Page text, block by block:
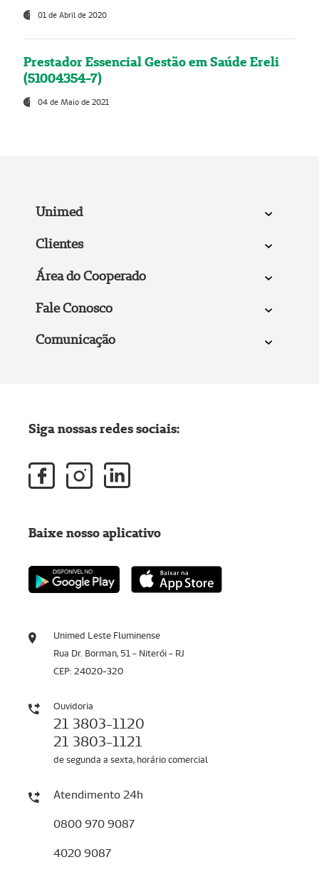
01 de Abril de 2020
Prestador Essencial Gestão em Saúde Ereli
(51004354-7)
04 de Maio de 2021
Unimed
Clientes
Área do Cooperado
Fale Conosco
Comunicação
Unimed Leste Fluminense
Rua Dr. Borman, 51 - Niterói - RJ
CEP: 24020-320
Ouvidoria
21 3803-1120
21 3803-1121
de segunda a sexta, horário comercial
Atendimento 24h
0800 970 9087
4020 9087
Siga nossas redes sociais:
Baixe nosso aplicativo